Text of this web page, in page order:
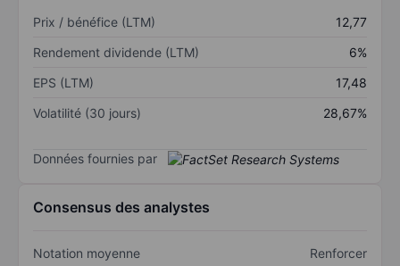
Prix / bénéfice (LTM)
12,77
Rendement dividende (LTM)
6%
EPS (LTM)
17,48
Volatilité (30 jours)
28,67%
Données fournies par
Consensus des analystes
Notation moyenne Renforcer